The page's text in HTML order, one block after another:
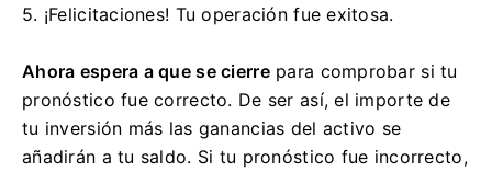
5. ¡Felicitaciones! Tu operación fue exitosa.
Ahora espera a que se cierrepara comprobar si tu
pronóstico fue correcto. De ser así, el importe de
tu inversión más las ganancias del activo se
añadirán a tu saldo. Si tu pronóstico fue incorrecto,